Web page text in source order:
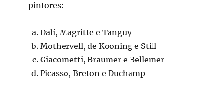
pintores:
Dalí, Magritte e Tanguy
Mothervell, de Kooning e Still
Giacometti, Braumer e Bellemer
Picasso, Breton e Duchamp